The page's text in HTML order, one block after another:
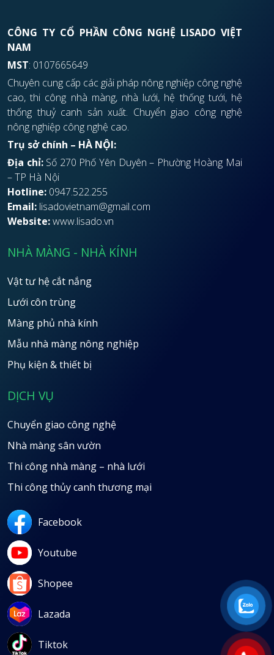
CÔNG TY CỔ PHẦN CÔNG NGHỆ LISADO VIỆT
NAM
MST: 0107665649
Chuyên cung cấp các giải pháp nông nghiệp công nghệ
cao, thi công nhà màng, nhà lưới, hệ thống tưới, hệ
thống thuỷ canh sản xuất. Chuyển giao công nghệ
nông nghiệp công nghệ cao.
Trụ sở chính – HÀ NỘI:
Địa chỉ:Số 270 Phố Yên Duyên – Phường Hoàng Mai
– TP Hà Nội
Hotline: 0947.522.255
Email: lisadovietnam@gmail.com
Website:www.lisado.vn
NHÀ MÀNG - NHÀ KÍNH
Vật tư hệ cắt nắng
Lưới côn trùng
Màng phủ nhà kính
Mẫu nhà màng nông nghiệp
Phụ kiện & thiết bị
DỊCH VỤ
Chuyển giao công nghệ
Nhà màng sân vườn
Thi công nhà màng – nhà lưới
Thi công thủy canh thương mại
Facebook
Youtube
Shopee
Lazada
Tiktok